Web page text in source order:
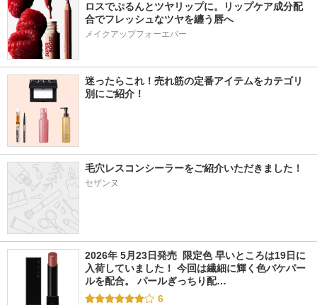
ロスでぷるんとツヤリップに。リップケア成分配
合でフレッシュなツヤを纏う唇へ
メイクアップフォーエバー
迷ったらこれ！売れ筋の定番アイテムをカテゴリ
別にご紹介！
毛穴レスコンシーラーをご紹介いただきました！
セザンヌ
2026年 5月23日発売  限定色 早いところは19日に
入荷していました！ 今回は繊細に輝く色バケパー
ルを配合。 パールぎっちり配…
6